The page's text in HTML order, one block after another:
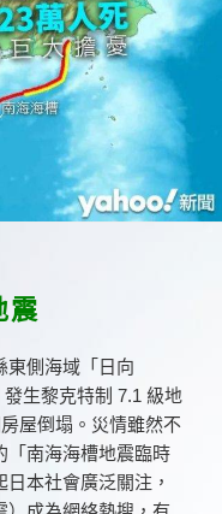
震
東側海域「日向
生黎克特制 7.1 級地
屋倒塌。災情雖然不
「南海海槽地震臨時
本社會廣泛關注，